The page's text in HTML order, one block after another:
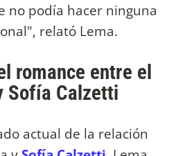
no podía hacer ninguna
relató Lema.
romance entre el
Sofía Calzetti
actual de la relación